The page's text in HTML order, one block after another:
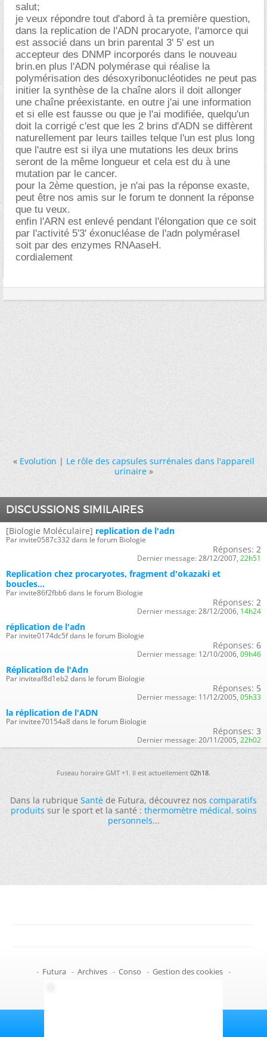
salut;
je veux répondre tout d'abord à ta première question,
dans la replication de l'ADN procaryote, l'amorce qui
est associé dans un brin parental 3' 5' est un
accepteur des DNMP incorporés dans le nouveau
brin.en plus l'ADN polymérase qui réalise la
polymérisation des désoxyribonucléotides ne peut pas
initier la synthèse de la chaîne alors il doit allonger
une chaîne préexistante. en outre j'ai une information
et si elle est fausse ou que je l'ai modifiée, quelqu'un
doit la corrigé c'est que les 2 brins d'ADN se diffèrent
naturellement par leurs tailles telque l'un est plus long
que l'autre est si ilya une mutations les deux brins
seront de la même longueur et cela est du à une
mutation par le cancer.
pour la 2ème question, je n'ai pas la réponse exaste,
peut être nos amis sur le forum te donnent la réponse
que tu veux.
enfin l'ARN est enlevé pendant l'élongation que ce soit
par l'activité 5'3' éxonucléase de l'adn polyméraseI
soit par des enzymes RNAaseH.
cordialement
« Evolution|Le rôle des capsules surrénales dans l'appareil
urinaire »
DISCUSSIONS SIMILAIRES
[Biologie Moléculaire] replication de l'adn
Par invite0587c332 dans le forum Biologie
Réponses: 2
Dernier message: 28/12/2007, 22h51
Replication chez procaryotes, fragment d'okazaki et
boucles...
Par invite86f2fbb6 dans le forum Biologie
Réponses: 2
Dernier message: 28/12/2006, 14h24
réplication de l'adn
Par invite0174dc5f dans le forum Biologie
Réponses: 6
Dernier message: 12/10/2006, 09h46
Réplication de l'Adn
Par inviteaf8d1eb2 dans le forum Biologie
Réponses: 5
Dernier message: 11/12/2005, 05h33
la réplication de l'ADN
Par invitee70154a8 dans le forum Biologie
Réponses: 3
Dernier message: 20/11/2005, 22h02
Fuseau horaire GMT +1. Il est actuellement02h18.
Dans la rubriqueSantéde Futura, découvrez noscomparatifs
produitssur le sport et la santé :thermomètre médical,soins
personnels...
- Futura - Archives - Conso - Gestion des cookies -